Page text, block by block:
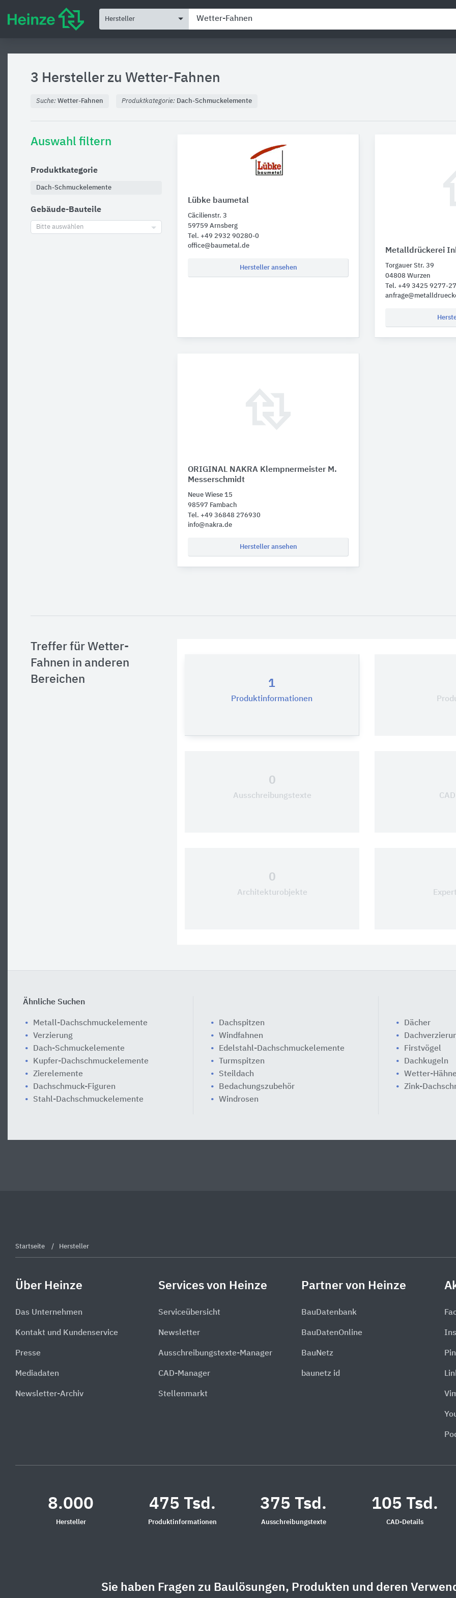
Hersteller
3 Hersteller zu Wetter-Fahnen
Suche: Wetter-Fahnen Produktkategorie: Dach-Schmuckelemente
Auswahl filtern
Produktkategorie
Dach-Schmuckelemente
Gebäude-Bauteile
Bitte auswählen
Lübke baumetal
Cäcilienstr. 3
59759 Arnsberg
Tel. +49 2932 90280-0
office@baumetal.de
Hersteller ansehen
Metalldrückerei
Torgauer Str. 39
04808 Wurzen
Tel. +49 3425 9277-27
ORIGINAL NAKRA Klempnermeister M.
Messerschmidt
Neue Wiese 15
98597 Fambach
Tel. +49 36848 276930
info@nakra.de
Hersteller ansehen
Treffer für Wetter-
Fahnen in anderen
Bereichen
1
Produktinformationen
0
Ausschreibungstexte
0
Architekturobjekte
Ähnliche Suchen
Metall-Dachschmuckelemente
Verzierung
Dach-Schmuckelemente
Kupfer-Dachschmuckelemente
Zierelemente
Dachschmuck-Figuren
Stahl-Dachschmuckelemente
Dachspitzen
Windfahnen
Edelstahl-Dachschmuckelemente
Turmspitzen
Steildach
Bedachungszubehör
Windrosen
Dächer
Firstvögel
Dachkugeln
Wetter-
Zink-
Startseite Hersteller
Über Heinze
Das Unternehmen
Kontakt und Kundenservice
Presse
Mediadaten
Newsletter-Archiv
Services von Heinze
Serviceübersicht
Newsletter
Ausschreibungstexte-Manager
CAD-Manager
Stellenmarkt
Partner von Heinze
BauDatenbank
BauDatenOnline
BauNetz
baunetz id
8.000
Hersteller
475 Tsd.
Produktinformationen
375 Tsd.
Ausschreibungstexte
105 Tsd.
CAD-Details
Sie haben Fragen zu Baulösungen, Produkten und deren